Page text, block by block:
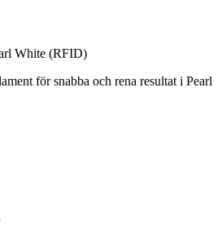
White (RFID)
för snabba och rena resultat i Pearl